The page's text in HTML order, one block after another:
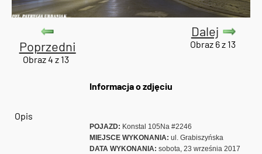
Poprzedni
Obraz 4 z 13
Dalej
Obraz 6 z 13
Informacja o zdjęciu
Opis
POJAZD: Konstal 105Na #2246
MIEJSCE WYKONANIA: ul. Grabiszyńska
DATA WYKONANIA: sobota, 23 września 2017